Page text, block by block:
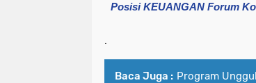
Posisi KEUANGAN Forum
.
Baca Juga : Program